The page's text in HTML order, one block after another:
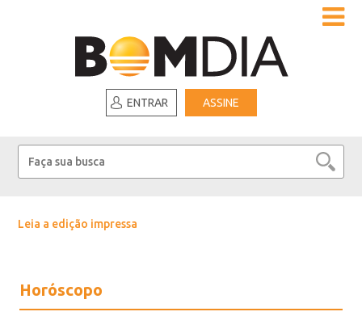
ENTRAR ASSINE
Leia a edição impressa
Horóscopo